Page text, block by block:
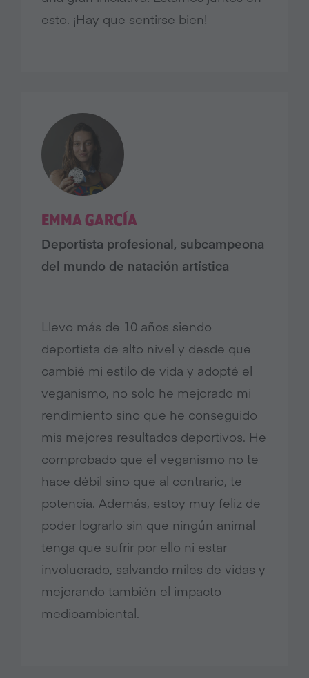
esto. ¡Hay que sentirse bien!
EMMA GARCÍA
Deportista profesional, subcampeona
del mundo de natación artística
Llevo más de 10 años siendo
deportista de alto nivel y desde que
cambié mi estilo de vida y adopté el
veganismo, no solo he mejorado mi
rendimiento sino que he conseguido
mis mejores resultados deportivos. He
comprobado que el veganismo no te
hace débil sino que al contrario, te
potencia. Además, estoy muy feliz de
poder lograrlo sin que ningún animal
tenga que sufrir por ello ni estar
involucrado, salvando miles de vidas y
mejorando también el impacto
medioambiental.